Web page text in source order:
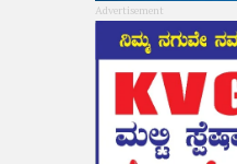
Advertisement